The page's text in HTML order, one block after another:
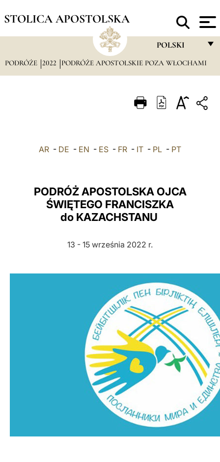
STOLICA APOSTOLSKA
POLSKI
FRANÇAIS
ITALIANO
العربيّة
中文
PODRÓŻE 2022 PODRÓŻE APOSTOLSKIE POZA WŁOCHAMI
AR - DE - EN - ES - FR - IT - PL - PT
PODRÓŻ APOSTOLSKA OJCA
ŚWIĘTEGO FRANCISZKA
do KAZACHSTANU
13 - 15 września 2022 r.